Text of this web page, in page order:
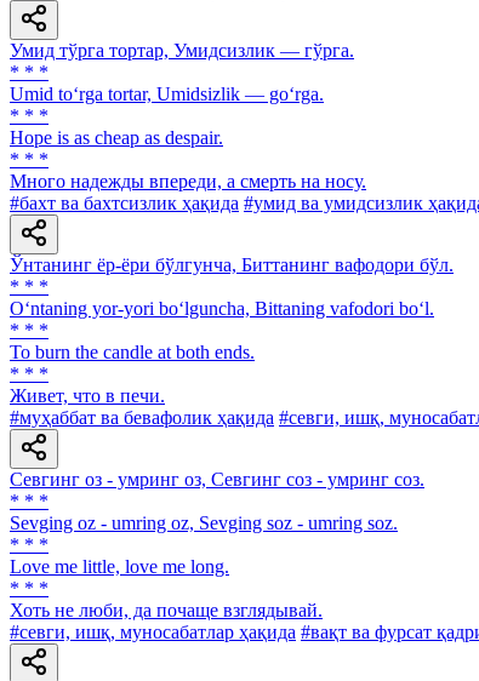
Умид тўрга тортар, Умидсизлик — гўрга.
* * *
Umid to‘rga tortar, Umidsizlik — go‘rga.
* * *
Hope is as cheap as despair.
* * *
Много надежды впереди, а смерть на носу.
#бахт ва бахтсизлик ҳақида #умид ва умидсизлик
Ўнтанинг ёр-ёри бўлгунча, Биттанинг вафодори бўл.
* * *
O‘ntaning yor-yori bo‘lguncha, Bittaning vafodori bo‘l.
* * *
To burn the candle at both ends.
* * *
Живет, что в печи.
#муҳаббат ва бевафолик ҳақида #севги, ишқ,
Севгинг оз - умринг оз, Севгинг соз - умринг соз.
* * *
Sevging oz - umring oz, Sevging soz - umring soz.
* * *
Love me little, love me long.
* * *
Хоть не люби, да почаще взглядывай.
#севги, ишқ, муносабатлар ҳақида #вақт ва фурсат